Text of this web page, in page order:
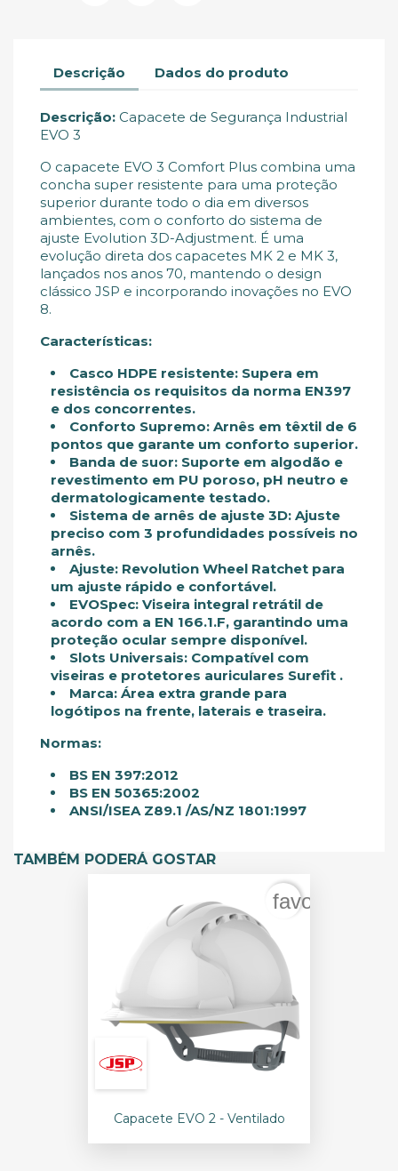
Descrição Dados do produto
Descrição: Capacete de Segurança Industrial
EVO 3
O capacete EVO 3 Comfort Plus combina uma
concha super resistente para uma proteção
superior durante todo o dia em diversos
ambientes, com o conforto do sistema de
ajuste Evolution 3D-Adjustment. É uma
evolução direta dos capacetes MK 2 e MK 3,
lançados nos anos 70, mantendo o design
clássico JSP e incorporando inovações no EVO
8.
Características:
Casco HDPE resistente: Supera em
resistência os requisitos da norma EN397
e dos concorrentes.
Conforto Supremo: Arnês em têxtil de 6
pontos que garante um conforto superior.
Banda de suor: Suporte em algodão e
revestimento em PU poroso, pH neutro e
dermatologicamente testado.
Sistema de arnês de ajuste 3D: Ajuste
preciso com 3 profundidades possíveis no
arnês.
Ajuste: Revolution Wheel Ratchet para
um ajuste rápido e confortável.
EVOSpec: Viseira integral retrátil de
acordo com a EN 166.1.F, garantindo uma
proteção ocular sempre disponível.
Slots Universais: Compatível com
viseiras e protetores auriculares Surefit .
Marca: Área extra grande para
logótipos na frente, laterais e traseira.
Normas:
BS EN 397:2012
BS EN 50365:2002
ANSI/ISEA Z89.1 /AS/NZ 1801:1997
TAMBÉM PODERÁ GOSTAR
Capacete EVO 2 - Ventilado